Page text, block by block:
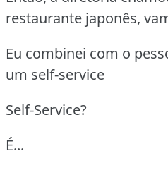
restaurante japonês,
Eu combinei com o
um self-service
Self-Service?
É...